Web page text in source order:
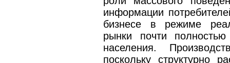
информации
бизнесе в режиме
рынки почти
населения.
поскольку структурно